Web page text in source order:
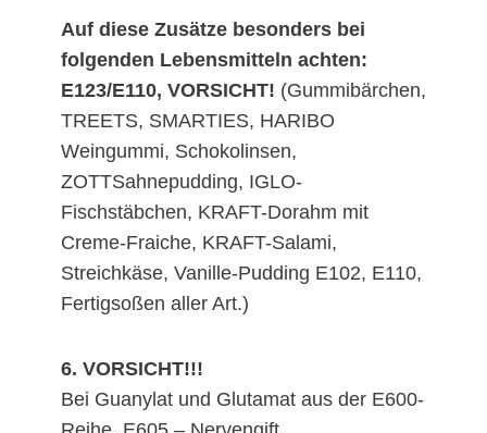
Auf diese Zusätze besonders bei
folgenden Lebensmitteln achten:
E123/E110, VORSICHT! (Gummibärchen,
TREETS, SMARTIES, HARIBO
Weingummi, Schokolinsen,
ZOTTSahnepudding, IGLO-
Fischstäbchen, KRAFT-Dorahm mit
Creme-Fraiche, KRAFT-Salami,
Streichkäse, Vanille-Pudding E102, E110,
Fertigsoßen aller Art.)
6. VORSICHT!!!
Bei Guanylat und Glutamat aus der E600-